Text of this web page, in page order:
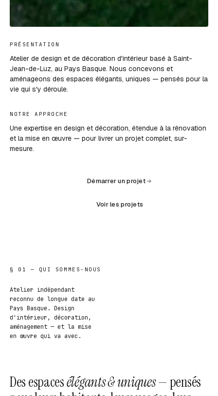
PRÉSENTATION
Atelier de design et de décoration d'intérieur basé à Saint-
Jean-de-Luz, au Pays Basque. Nous concevons et
aménageons des espaces élégants, uniques — pensés pour la
vie qui s'y déroule.
NOTRE APPROCHE
Une expertise en design et décoration, étendue à la rénovation
et la mise en œuvre — pour livrer un projet complet, sur-
mesure.
Démarrer un projet
Voir les projets
§ 01 — QUI SOMMES-NOUS
Atelier indépendant
reconnu de longue date au
Pays Basque. Design
d'intérieur, décoration,
aménagement — et la mise
en œuvre qui va avec.
Des espacesélégants & uniques— pensés